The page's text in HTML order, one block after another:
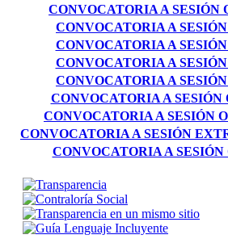
CONVOCATORIA A SESIÓN
CONVOCATORIA A
CONVOCATORIA A
CONVOCATORIA A
CONVOCATORIA A
CONVOCATORIA A
CONVOCATORIA A SESIÓN
CONVOCATORIA A SESIÓN
CONVOCATORIA A